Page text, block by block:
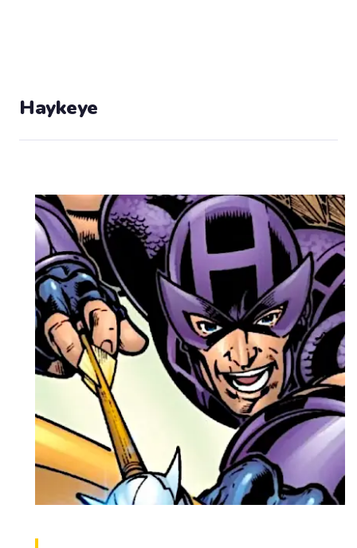
Haykeye